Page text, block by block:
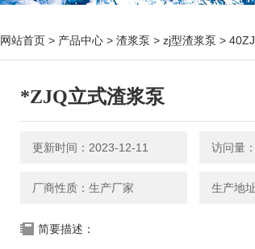
网站首页 > 产品中心 > 渣浆泵 > zj型渣浆泵 >
*ZJQ立式渣浆泵
更新时间：2023-12-11 访问量
厂商性质：生产厂家 生产地
简要描述：